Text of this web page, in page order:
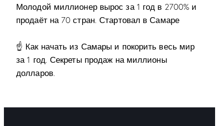
Молодой миллионер вырос за 1 год в 2700% и
продаёт на 70 стран. Стартовал в Самаре
☝️ Как начать из Самары и покорить весь мир
за 1 год. Секреты продаж на миллионы
долларов.